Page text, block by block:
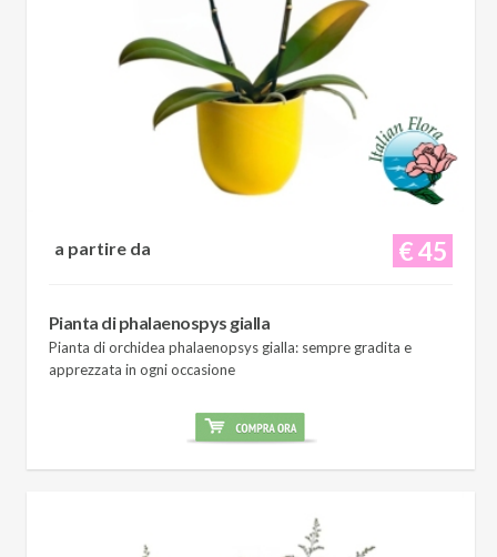
€ 45
a partire da
Pianta di phalaenospys gialla
Pianta di orchidea phalaenopsys gialla: sempre gradita e
apprezzata in ogni occasione